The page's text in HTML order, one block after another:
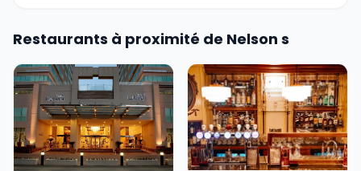
Restaurants à proximité de Nelson s